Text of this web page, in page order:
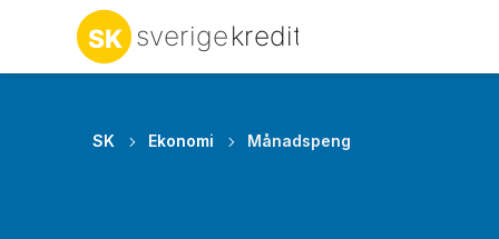
SK Ekonomi Månadspeng